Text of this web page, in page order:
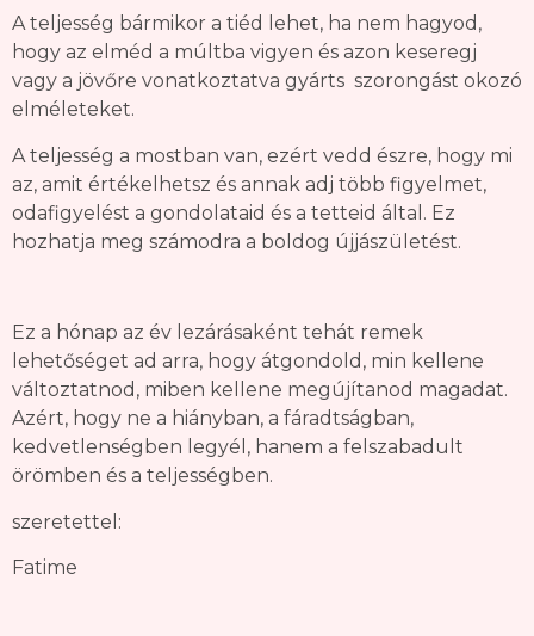
A teljesség bármikor a tiéd lehet, ha nem hagyod,
hogy az elméd a múltba vigyen és azon keseregj
vagy a jövőre vonatkoztatva gyárts szorongást okozó
elméleteket.
A teljesség a mostban van, ezért vedd észre, hogy mi
az, amit értékelhetsz és annak adj több figyelmet,
odafigyelést a gondolataid és a tetteid által. Ez
hozhatja meg számodra a boldog újjászületést.
Ez a hónap az év lezárásaként tehát remek
lehetőséget ad arra, hogy átgondold, min kellene
változtatnod, miben kellene megújítanod magadat.
Azért, hogy ne a hiányban, a fáradtságban,
kedvetlenségben legyél, hanem a felszabadult
örömben és a teljességben.
szeretettel:
Fatime